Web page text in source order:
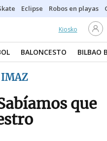
Eclipse Robos en playas
Kiosko
BALONCESTO BILBAO
IMAZ
que